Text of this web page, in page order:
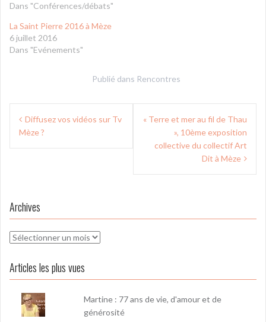
Dans "Conférences/débats"
La Saint Pierre 2016 à Mèze
6 juillet 2016
Dans "Evénements"
Publié dans Rencontres
Navigation
deDiffusez vos vidéos sur Tv
Mèze ?
« Terre et mer au fil de Thau
», 10ème exposition
collective du collectif Art
Dit à Mèze
Archives
Archives
Articles les plus vues
Martine : 77 ans de vie, d'amour et de
générosité